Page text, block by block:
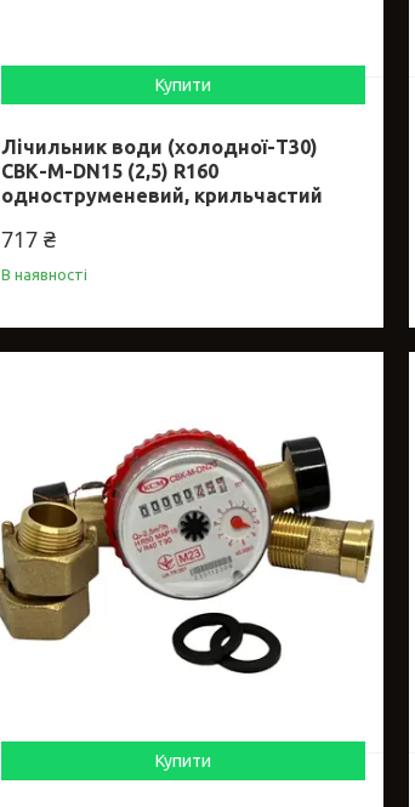
Купити
Лічильник води (холодної-Т30)
СВК-М-DN15 (2,5) R160
одноструменевий, крильчастий
717 ₴
В наявності
Купити